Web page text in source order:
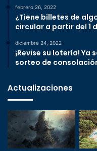
febrero 26, 2022
¿Tiene billetes de
circular a partir del 1
diciembre 24, 2022
¡Revise su lotería!
sorteo de
Actualizaciones